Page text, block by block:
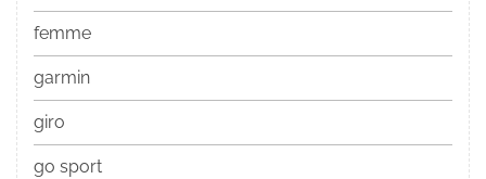
femme
garmin
giro
go sport